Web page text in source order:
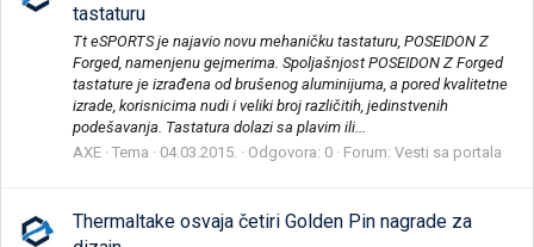
tastaturu
Tt eSPORTS je najavio novu mehaničku tastaturu, POSEIDON Z
Forged, namenjenu gejmerima. Spoljašnjost POSEIDON Z Forged
tastature je izrađena od brušenog aluminijuma, a pored kvalitetne
izrade, korisnicima nudi i veliki broj različitih, jedinstvenih
podešavanja. Tastatura dolazi sa plavim ili...
AXE Tema 04.03.2015. Odgovora: 0 Forum: Vesti sa portala
Thermaltake osvaja četiri Golden Pin nagrade za